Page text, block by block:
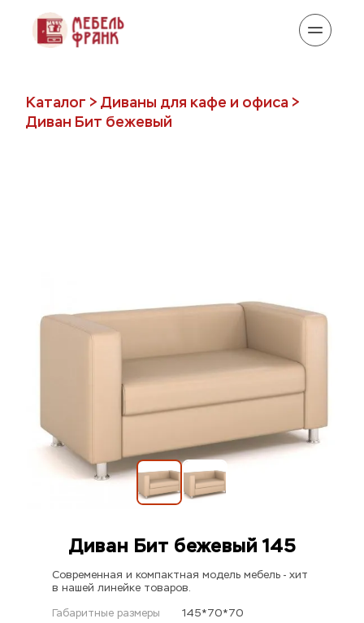
Каталог > Диваны для кафе и офиса >
Диван Бит бежевый
Диван Бит бежевый 145
Современная и компактная модель мебель - хит
в нашей линейке товаров.
Габаритные размеры
145*70*70